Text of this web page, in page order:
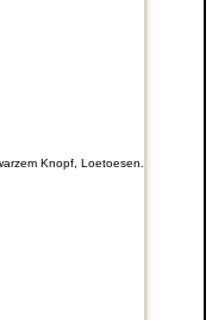
Knopf, Loetoesen.